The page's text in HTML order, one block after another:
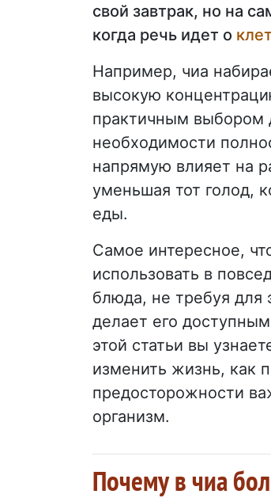
свой завтрак, но на
когда речь идет о
Например, чиа
высокую
практичным выбором
необходимости
напрямую влияет на
уменьшая тот голод,
еды.
Самое интересное,
использовать в
блюда, не требуя для
делает его
этой статьи вы
изменить жизнь, как
предосторожности
организм.
Почему в чиа